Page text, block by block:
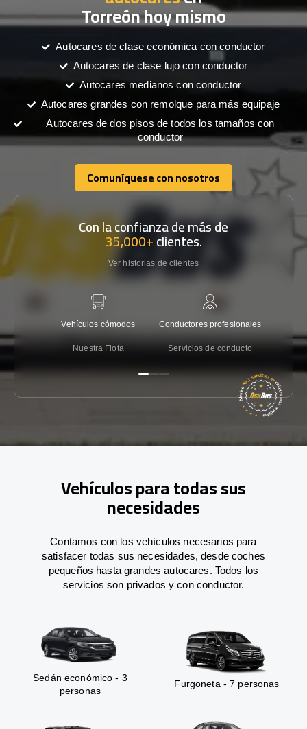
Torreón hoy mismo
Autocares de clase económica con conductor
Autocares de clase lujo con conductor
Autocares medianos con conductor
Autocares grandes con remolque para más equipaje
Autocares de dos pisos de todos los tamaños con
conductor
Comuníquese con nosotros
Comuníquese con nosotros
Con la confianza de más de
35,000+clientes.
Ver historias de clientes
Vehículos cómodos
Nuestra Flota
Conductores profesionales
Servicios de conducto
Vehículos para todas sus
necesidades
Contamos con los vehículos necesarios para
satisfacer todas sus necesidades, desde coches
pequeños hasta grandes autocares. Todos los
servicios son privados y con conductor.
Sedán económico - 3
personas
Furgoneta - 7 personas